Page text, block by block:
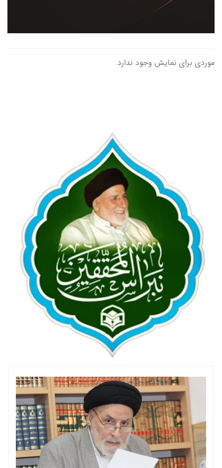
موردی برای نمایش وجود ندارد.